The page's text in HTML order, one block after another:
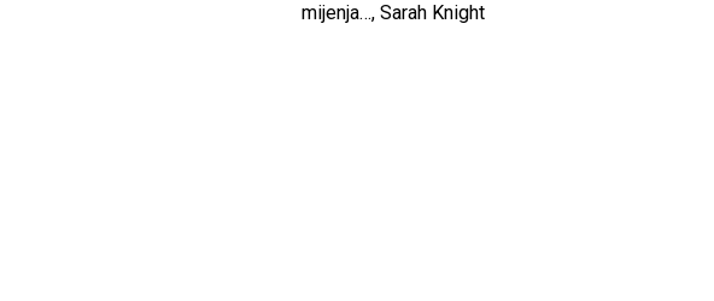
mijenja…, Sarah Knight